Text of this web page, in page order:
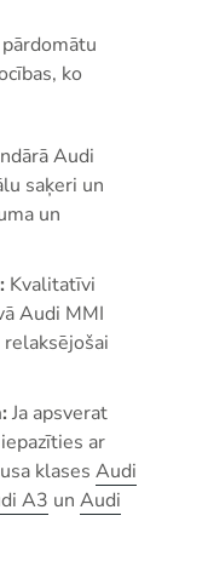
ko
Audi
saķeri un
un
Kvalitatīvi
Audi MMI
Ja apsverat
ar
klases Audi
A3 un Audi